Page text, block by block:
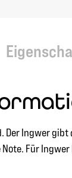
Der Ingwer
Für